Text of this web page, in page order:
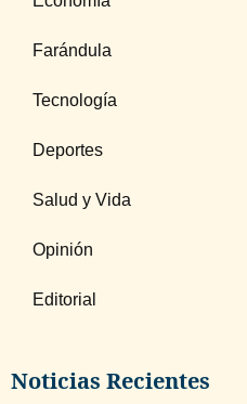
Farándula
Tecnología
Deportes
Salud y Vida
Opinión
Editorial
Noticias Recientes